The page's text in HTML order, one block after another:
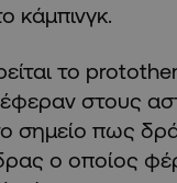
κάμπινγκ.
το
στους
σημείο πως
ο οποίος